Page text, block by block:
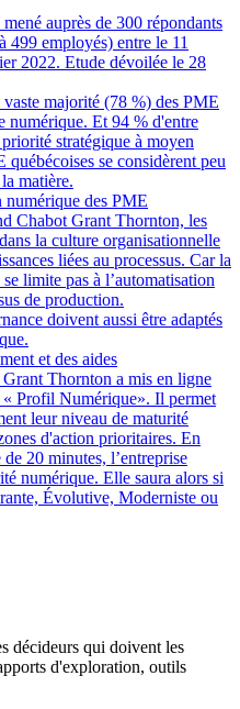
auprès de 300 répondants
499 employés) entre le 11
2022. Etude dévoilée le 28
majorité (78 %) des PME
numérique. Et 94 % d'entre
stratégique à moyen
se considèrent peu
matière.
numérique des PME
Chabot Grant Thornton, les
la culture organisationnelle
liées au processus. Car la
limite pas à l’automatisation
de production.
doivent aussi être adaptés
et des aides
Thornton a mis en ligne
Profil Numérique». Il permet
leur niveau de maturité
d'action prioritaires. En
20 minutes, l’entreprise
numérique. Elle saura alors si
Évolutive, Moderniste ou
décideurs qui doivent les
d'exploration, outils